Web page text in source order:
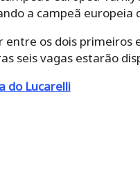
a campeã europeia
os dois primeiros
seis vagas estarão
do Lucarelli